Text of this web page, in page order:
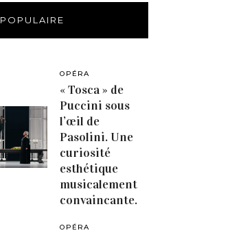
POPULAIRE
OPÉRA
« Tosca » de
Puccini sous
l’œil de
Pasolini. Une
curiosité
esthétique
musicalement
convaincante.
OPÉRA